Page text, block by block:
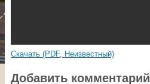
Скачать (PDF, Неизвестный)
Добавить комментарий